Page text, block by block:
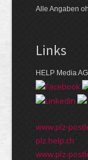
Alle Angaben
Links
HELP Media
www.plz-
plz.help.ch
www.plz-